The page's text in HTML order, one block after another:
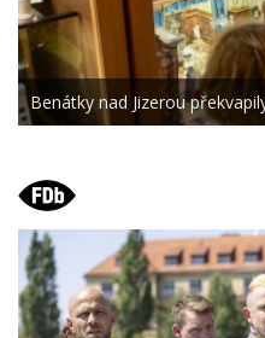
Benátky nad Jizerou